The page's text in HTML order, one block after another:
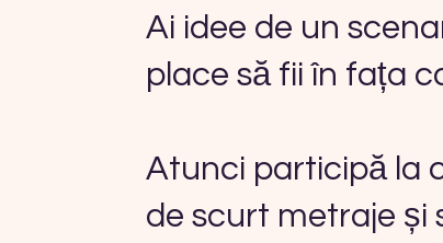
Ai idee de un
place să fii în fața
Atunci participă la
de scurt metraje și